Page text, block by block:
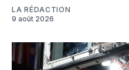
LA RÉDACTION
9 août 2026